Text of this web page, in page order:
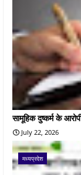
सामूहिक दुष्कर्म के
July 22, 2026
मध्यप्रदेश